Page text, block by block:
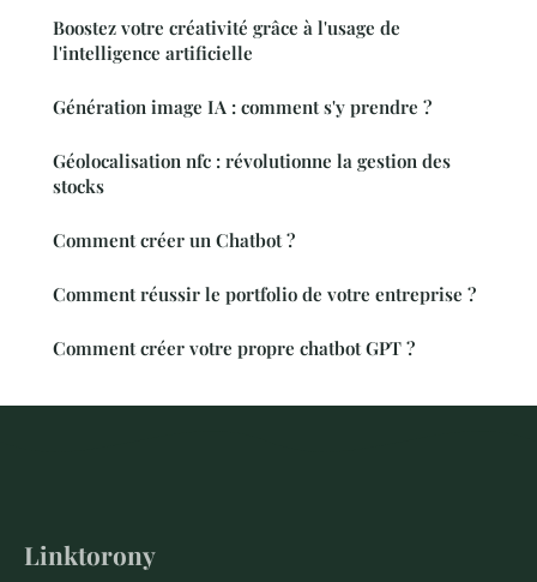
Boostez votre créativité grâce à l'usage de
l'intelligence artificielle
Génération image IA : comment s'y prendre ?
Géolocalisation nfc : révolutionne la gestion des
stocks
Comment créer un Chatbot ?
Comment réussir le portfolio de votre entreprise ?
Comment créer votre propre chatbot GPT ?
Linktorony